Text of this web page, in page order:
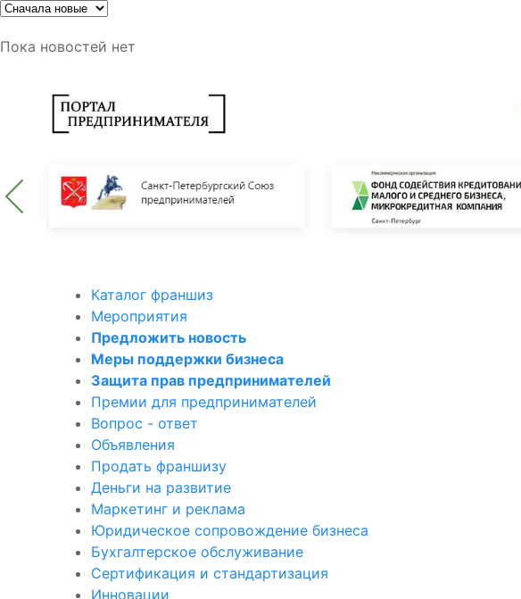
Пока новостей нет
Каталог франшиз
Мероприятия
Предложить новость
Меры поддержки бизнеса
Защита прав предпринимателей
Премии для предпринимателей
Вопрос - ответ
Объявления
Продать франшизу
Деньги на развитие
Маркетинг и реклама
Юридическое сопровождение бизнеса
Бухгалтерское обслуживание
Сертификация и стандартизация
Инновации